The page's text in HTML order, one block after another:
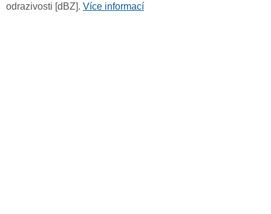
odrazivosti [dBZ]. Více informací